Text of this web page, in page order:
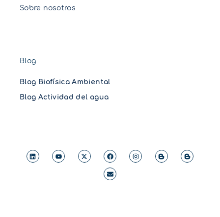
Sobre nosotros
Blog
Blog Biofísica Ambiental
Blog Actividad del agua